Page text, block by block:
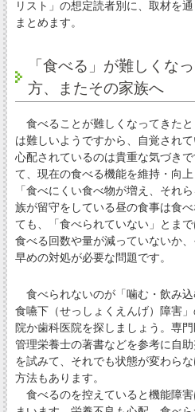
リスト」の想定読者別に、取材を
まとめます。
「食べる」が難しくな
方、またその家族へ
食べることが難しくなってきた
は難しいようですから、自覚され
心配されているのは貴重な気づき
て、現在の食べる機能を維持・向上
「食べにくい食べ物が増え、それ
族が留守をしている昼の食事は食
ても、「食べられていない」とま
食べる回数や量が減っていないか
早めの対処が必要な問題です。
食べられないのが「噛む・飲み
食嚥下（せっしょくえんげ）障害
院か歯科医院を探しましょう。専
管理栄養士の著書などを参考に自
を試みて、それでも状態が変わら
方法もあります。
食べるのを控えていると機能障